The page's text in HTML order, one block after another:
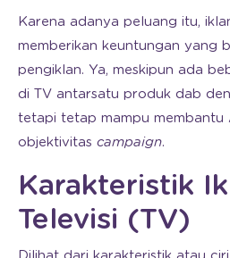
Karena adanya peluang itu,
memberikan keuntungan yang
pengiklan. Ya, meskipun ada
di TV antarsatu produk dab
tetapi tetap mampu membantu
objektivitas campaign.
Karakteristik
Televisi (TV)